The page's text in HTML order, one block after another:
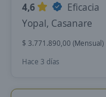
4,6
Eficacia
Yopal, Casanare
$ 3.771.890,00 (Mensual)
Hace 3 días